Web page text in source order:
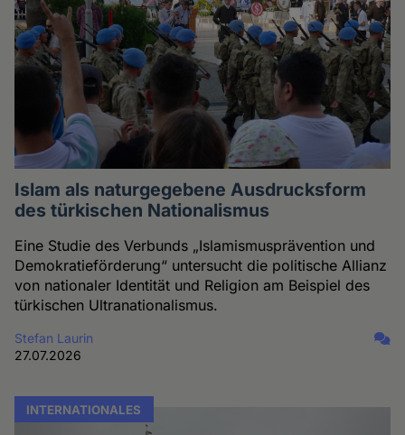
Islam als naturgegebene Ausdrucksform
des türkischen Nationalismus
Eine Studie des Verbunds „Islamismusprävention und
Demokratieförderung“ untersucht die politische Allianz
von nationaler Identität und Religion am Beispiel des
türkischen Ultranationalismus.
Stefan Laurin
27.07.2026
INTERNATIONALES